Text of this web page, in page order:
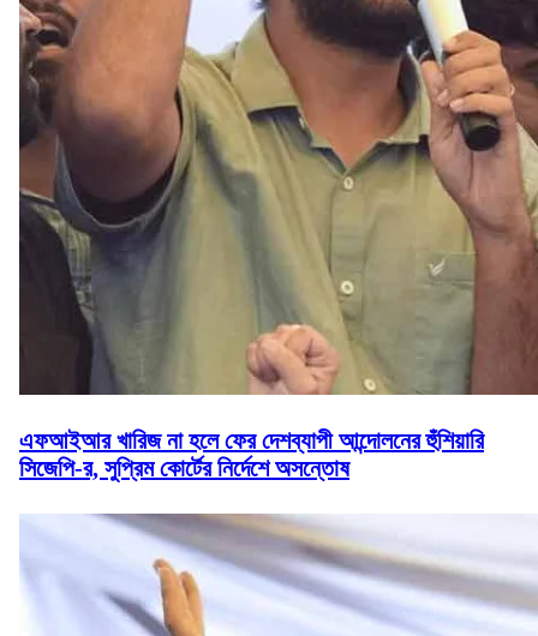
এফআইআর খারিজ না হলে ফের দেশব্যাপী আন্দোলনের হুঁশিয়ারি
সিজেপি-র, সুপ্রিম কোর্টের নির্দেশে অসন্তোষ